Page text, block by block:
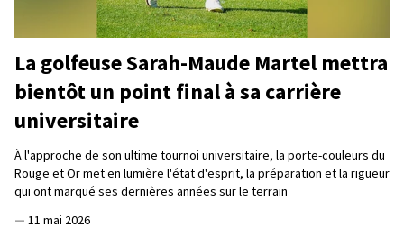
La golfeuse Sarah-Maude Martel mettra
bientôt un point final à sa carrière
universitaire
À l'approche de son ultime tournoi universitaire, la porte-couleurs du
Rouge et Or met en lumière l'état d'esprit, la préparation et la rigueur
qui ont marqué ses dernières années sur le terrain
— 11 mai 2026